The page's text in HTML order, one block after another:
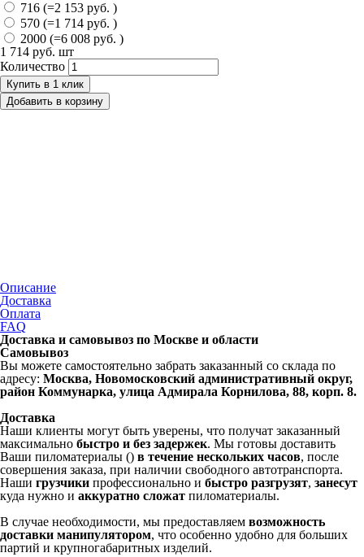
716 (=2 153 руб. )
570 (=1 714 руб. )
2000 (=6 008 руб. )
1 714 руб. шт
Количество
Купить в 1 клик
Добавить в корзину
Описание
Доставка
Оплата
FAQ
Доставка и самовывоз по Москве и области
Самовывоз
Вы можете самостоятельно забрать заказанный со склада по
адресу: Москва, Новомосковский административный округ,
район Коммунарка, улица Адмирала Корнилова, 88, корп. 8.
Доставка
Наши клиенты могут быть уверены, что получат заказанный
максимально быстро и без задержек. Мы готовы доставить
Ваши пиломатериалы () в течение нескольких часов, после
совершения заказа, при наличии свободного автотранспорта.
Наши грузчики профессионально и быстро разгрузят, занесут
куда нужно и аккуратно сложат пиломатериалы.
В случае необходимости, мы предоставляем возможность
доставки манипулятором, что особенно удобно для больших
партий и крупногабаритных изделий.